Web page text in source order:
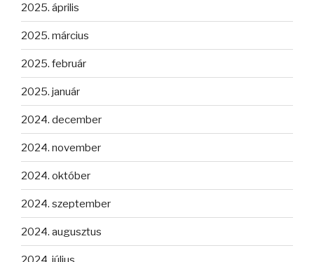
2025. április
2025. március
2025. február
2025. január
2024. december
2024. november
2024. október
2024. szeptember
2024. augusztus